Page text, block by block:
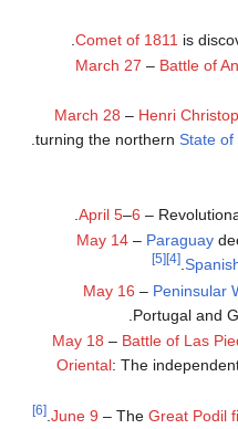
Comet of 1811 is
March 27 – Battle of
March 28 – Henri
turning the northern State of
.
April 5–6 –
May 14– Paraguay
[4]
[5]
May 16 – Peninsular
Portugal and
May 18 – Battle of Las
Oriental: The
June 9 – The Great Podil
.
[6]